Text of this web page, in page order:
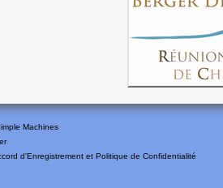
Machines
d'Enregistrement et Politique de Confidentialité